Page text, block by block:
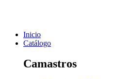
Inicio
Catálogo
Camastros